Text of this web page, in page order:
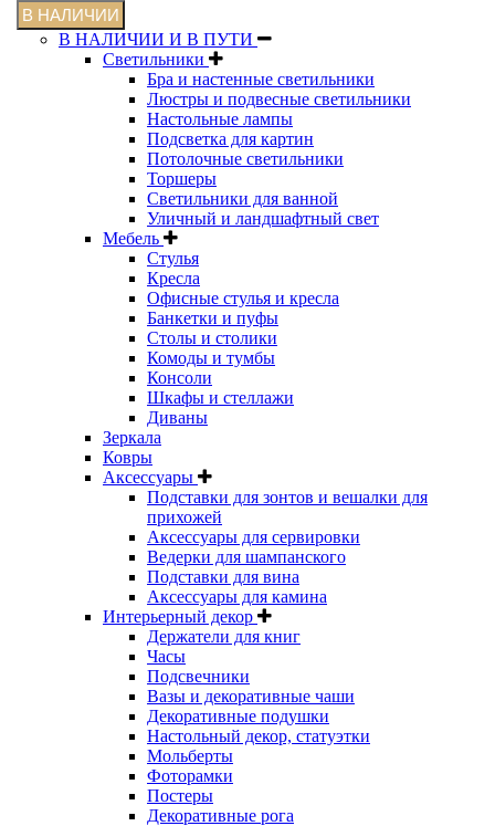
В НАЛИЧИИ
В НАЛИЧИИ И В ПУТИ
Светильники
Бра и настенные светильники
Люстры и подвесные светильники
Настольные лампы
Подсветка для картин
Потолочные светильники
Торшеры
Светильники для ванной
Уличный и ландшафтный свет
Мебель
Стулья
Кресла
Офисные стулья и кресла
Банкетки и пуфы
Столы и столики
Комоды и тумбы
Консоли
Шкафы и стеллажи
Диваны
Зеркала
Ковры
Аксессуары
Подставки для зонтов и вешалки для
прихожей
Аксессуары для сервировки
Ведерки для шампанского
Подставки для вина
Аксессуары для камина
Интерьерный декор
Держатели для книг
Часы
Подсвечники
Вазы и декоративные чаши
Декоративные подушки
Настольный декор, статуэтки
Мольберты
Фоторамки
Постеры
Декоративные рога